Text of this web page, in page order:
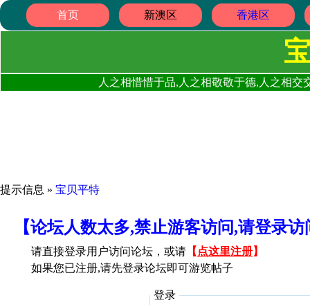
首页 新澳区 香港区
人之相惜惜于品,人之相敬敬于德,人之相
提示信息 » 宝贝平特
【论坛人数太多,禁止游客访问,请登录
请直接登录用户访问论坛，或请 【 点这里注册】
如果您已注册,请先登录论坛即可游览帖子
登录